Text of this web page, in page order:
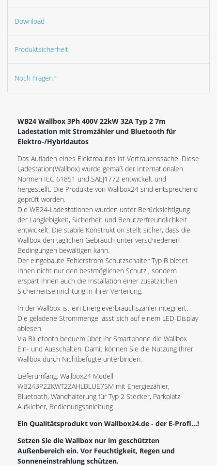
Download
Produktsicherheit
Noch Fragen?
WB24 Wallbox 3Ph 400V 22kW 32A Typ 2 7m
Ladestation mit Stromzähler und Bluetooth für
Elektro-/Hybridautos
Das Aufladen eines Elektroautos ist Vertrauenssache. Diese
Ladestation(Wallbox) wurde gemäß der Internationalen
Normen IEC 61851 und SAEJ1772 entwickelt und
hergestellt. Die Produkte von Wallbox24 sind entsprechend
geprüft worden.
Die WB24-Ladestationen wurden unter Berücksichtigung
der Langlebigkeit, Sicherheit und Benutzerfreundlichkeit
entwickelt. Die stabile Konstruktion stellt sicher, dass die
Wallbox den täglichen Gebrauch unter verschiedenen
Bedingungen bewältigen kann.
Der eingebaute Fehlerstrom Schutzschalter Typ B bietet
Ihnen nicht nur den bestmöglichen Schutz , sondern
erspart Ihnen auch die Installation einer zusätzlichen
Sicherheitseinrichtung in ihrer Verteilung.
In der Wallbox ist ein Energieverbrauchszähler integriert.
Die geladene Strommenge lässt sich auf einem LED-Display
ablesen.
Via Bluetooth bequem über Ihr Smartphone die Wallbox
Ein- und Ausschalten. Damit können Sie die Nutzung Ihrer
Wallbox durch Nichtbefugte unterbinden.
Lieferumfang: Wallbox24 Modell
WB243P22KWT2ZAHLBLUE75M mit Energiezähler,
Bluetooth, Wandhalterung für Typ 2 Stecker, Parkplatz
Aufkleber, Bedienungsanleitung
Ein Qualitätsprodukt von Wallbox24.de - der E-Profi...!
Setzen Sie die Wallbox nur im geschützten
Außenbereich ein. Vor Feuchtigkeit, Regen und
Sonneneinstrahlung schützen.